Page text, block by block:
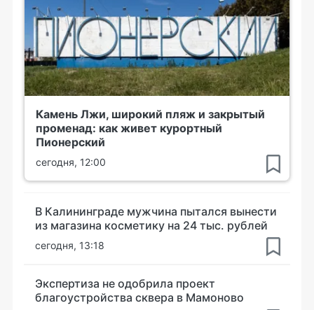
Камень Лжи, широкий пляж и закрытый
променад: как живет курортный
Пионерский
сегодня, 12:00
В Калининграде мужчина пытался вынести
из магазина косметику на 24 тыс. рублей
сегодня, 13:18
Экспертиза не одобрила проект
благоустройства сквера в Мамоново